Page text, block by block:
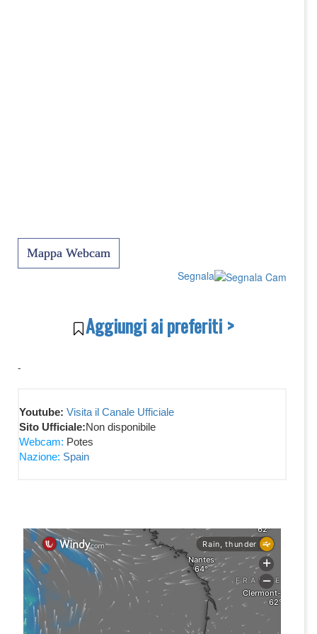
Mappa Webcam
Segnala
Aggiungi ai preferiti >
-
Youtube: Visita il Canale Ufficiale
Sito Ufficiale:Non disponibile
Webcam: Potes
Nazione: Spain